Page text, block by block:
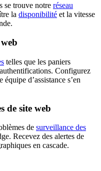
se trouve notre réseau
la disponibilité et la vitesse
telles que les paniers
authentifications. Configurez
d’assistance s’en
de site web
de surveillance des
Recevez des alertes de
en cascade.